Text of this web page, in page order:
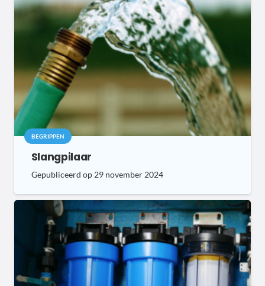
BEGRIPPEN
Slangpilaar
Gepubliceerd op 29 november 2024